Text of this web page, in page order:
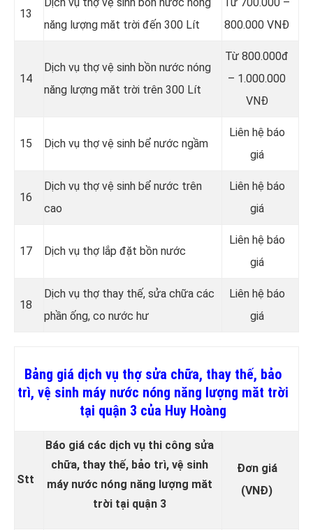
13
năng lượng măt trời đến 300 Lít
800.000 VNĐ
14
Dịch vụ thợ vệ sinh bồn nước nóng
năng lượng măt trời trên 300 Lít
Từ 800.000đ
– 1.000.000
VNĐ
15 Dịch vụ thợ vệ sinh bể nước ngầm
Liên hệ báo
giá
16
Dịch vụ thợ vệ sinh bể nước trên
cao
Liên hệ báo
giá
17 Dịch vụ thợ lắp đặt bồn nước
Liên hệ báo
giá
18
Dịch vụ thợ thay thế, sửa chữa các
phần ống, co nước hư
Liên hệ báo
giá
Bảng giá dịch vụ thợ sửa chữa, thay thế, bảo
trì, vệ sinh máy nước nóng năng lượng măt trời
tại quận 3 của Huy Hoàng
Stt
Báo giá các dịch vụ thi công sửa
chữa, thay thế, bảo trì, vệ sinh
máy nước nóng năng lượng măt
trời tại quận 3
Đơn giá
(VNĐ)